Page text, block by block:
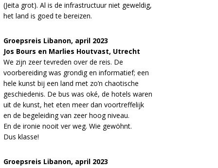
(Jeita grot). Al is de infrastructuur niet geweldig,
het land is goed te bereizen.
Groepsreis Libanon, april 2023
Jos Bours en Marlies Houtvast, Utrecht
We zijn zeer tevreden over de reis. De
voorbereiding was grondig en informatief; een
hele kunst bij een land met zo’n chaotische
geschiedenis. De bus was oké, de hotels waren
uit de kunst, het eten meer dan voortreffelijk
en de begeleiding van zeer hoog niveau.
En de ironie nooit ver weg. Wie gewöhnt.
Dus klasse!
Groepsreis Libanon, april 2023